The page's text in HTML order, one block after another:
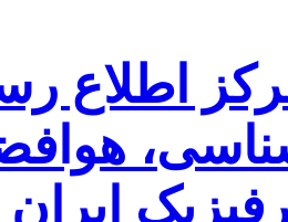
اطلاع
ایران